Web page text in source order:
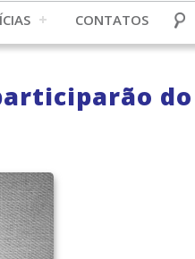
CONTATOS
do